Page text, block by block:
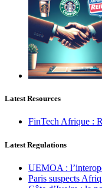
Latest Resources
FinTech Afrique :
Latest Regulations
UEMOA :
Paris suspects